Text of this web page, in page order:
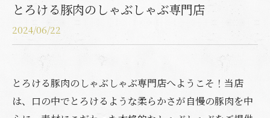
とろける豚肉のしゃぶしゃぶ専門店
2024/06/22
とろける豚肉のしゃぶしゃぶ専門店へようこそ！当店
は、口の中でとろけるような柔らかさが自慢の豚肉を中